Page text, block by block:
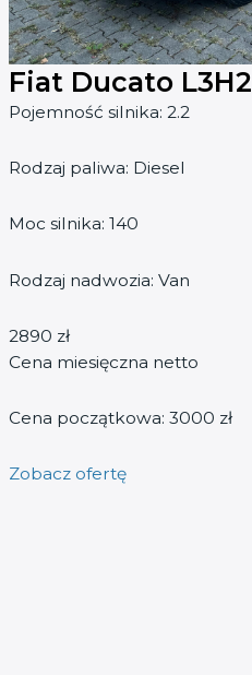
Fiat Ducato L3H2
Pojemność silnika: 2.2
Rodzaj paliwa: Diesel
Moc silnika: 140
Rodzaj nadwozia: Van
2890 zł
Cena miesięczna netto
Cena początkowa: 3000 zł
Zobacz ofertę